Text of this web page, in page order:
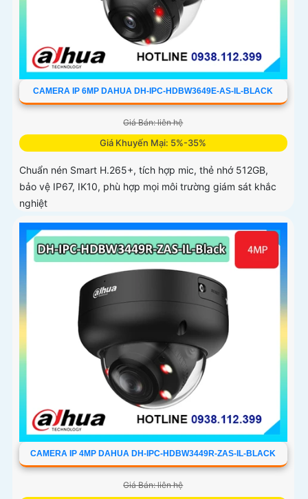
CAMERA IP 6MP DAHUA DH-IPC-HDBW3649E-AS-IL-BLACK
Giá Bán: liên hệ
Giá Khuyến Mại: 5%-35%
Chuẩn nén Smart H.265+, tích hợp mic, thẻ nhớ 512GB,
bảo vệ IP67, IK10, phù hợp mọi môi trường giám sát khắc
nghiệt
CAMERA IP 4MP DAHUA DH-IPC-HDBW3449R-ZAS-IL-BLACK
Giá Bán: liên hệ